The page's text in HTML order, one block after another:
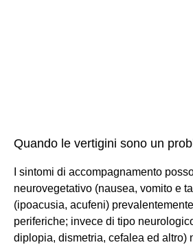
Quando le vertigini sono un
I sintomi di accompagnamento
neurovegetativo (nausea, vomito e
(ipoacusia, acufeni)
periferiche; invece di tipo
diplopia, dismetria, cefalea ed altro)